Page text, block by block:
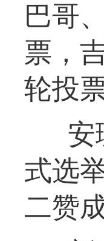
巴哥
票，
轮投
安
式选
二赞